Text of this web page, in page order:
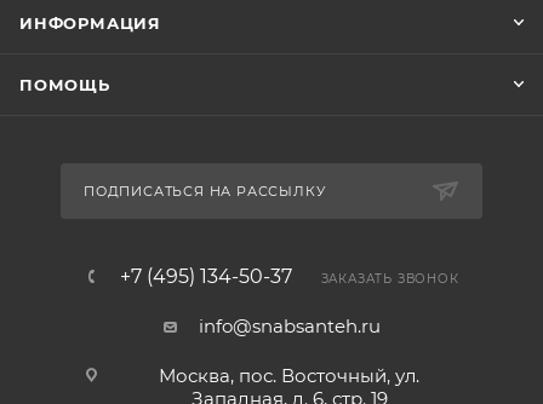
ИНФОРМАЦИЯ
ПОМОЩЬ
ПОДПИСАТЬСЯ НА РАССЫЛКУ
+7 (495) 134-50-37 ЗАКАЗАТЬ ЗВОНОК
info@snabsanteh.ru
Москва, пос. Восточный, ул.
Западная, д. 6, стр. 19